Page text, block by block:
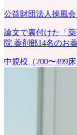
公益財団法人操風
論文で裏付けた「
院 薬剤部14名のお
中規模（200〜499床